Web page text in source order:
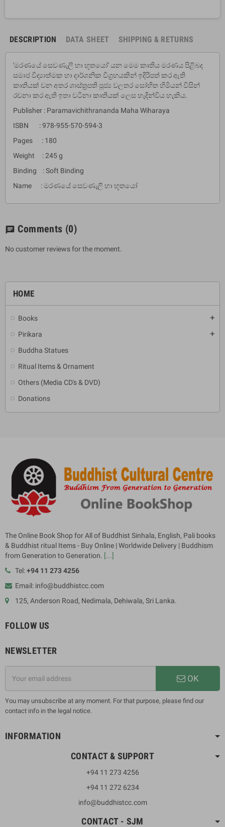
HOME
Books add
Pirikara add
Buddha Statues
Ritual Items & Ornament
Others (Media CD's & DVD)
Donations
DESCRIPTION DATA SHEET SHIPPING & RETURNS
'මරණයේ සෙවණැලි හා භූතයෝ' යන මෙම කෘතිය මරණය පිළිබද
සමාජ විද්‍යාත්මක හා දාර්ශනික විග්‍රහයකින් ඉදිරිපත් කර ඇති
කෘතියක් වන අතර ශාස්ත්‍රපති පූජ්‍ය වලතර සෝභිත හිමියන් විසින්
රචනා කර ඇති ඉතා වටිනා කෘතියක් ලෙස හැදින්විය හැකිය.
Publisher : Paramavichithrananda Maha Wiharaya
ISBN : 978-955-570-594-3
Pages : 180
Weight : 245 g
Binding : Soft Binding
Name : මරණයේ සෙවණැලි හා භූතයෝ
chat Comments (0)
No customer reviews for the moment.
The Online Book Shop for All of Buddhist Sinhala, English, Pali books
& Buddhist ritual Items - Buy Online | Worldwide Delivery | Buddhism
from Generation to Generation. [...]
Tel:+94 11 273 4256
Email: info@buddhistcc.com
125, Anderson Road, Nedimala, Dehiwala, Sri Lanka.
FOLLOW US
NEWSLETTER
OK
You may unsubscribe at any moment. For that purpose, please find our
contact info in the legal notice.
INFORMATION
CONTACT & SUPPORT
+94 11 273 4256
+94 11 272 6234
info@buddhistcc.com
CONTACT - SJM